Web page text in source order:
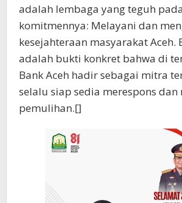
adalah lembaga yang teguh pada
komitmennya: Melayani dan
kesejahteraan masyarakat Aceh.
adalah bukti konkret bahwa di
Bank Aceh hadir sebagai mitra
selalu siap sedia merespons
pemulihan.[]